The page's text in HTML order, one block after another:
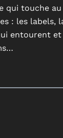
qui touche au
: les labels,
entourent et